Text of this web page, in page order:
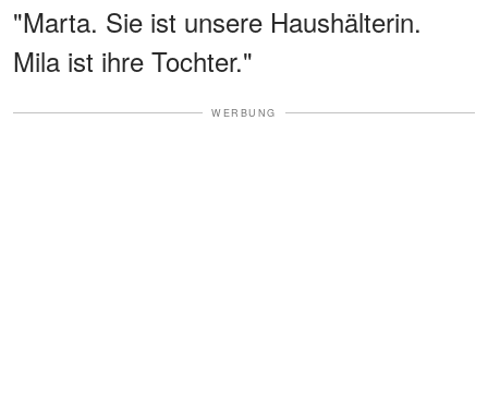
"Marta. Sie ist unsere Haushälterin.
Mila ist ihre Tochter."
WERBUNG